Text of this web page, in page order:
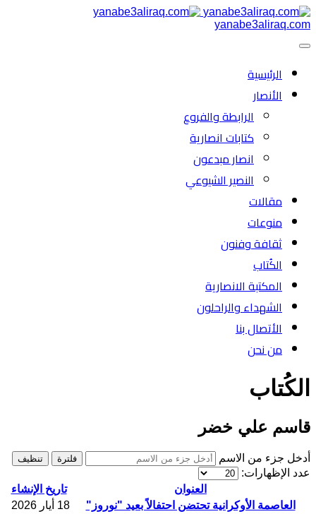
yanabe3aliraq.com
الرئیسية
الأنصار
الرابطة والفروع
كتابات انصارية
انصار مبدعون
النصیر الشیوعي
مقالات
منوعات
ثقافة وفنون
الكُتاب
المكتبة الانصارية
الشهداء والراحلون
الأتصال بنا
من نحن
الكُتاب
قاسم علي خضر
أدخل جزء من الاسم فلترة تنظيف
عدد الإظهارات:
العنوان
تاريخ الإنشاء
العاصمة الأوكرانية تحتضن احتفالاً بعيد "نوروز"
18 أيار 2026